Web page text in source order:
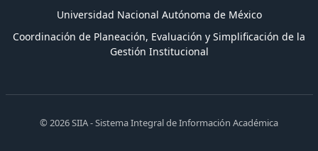
Universidad Nacional Autónoma de México
Coordinación de Planeación, Evaluación y Simplificación de la
Gestión Institucional
© 2026 SIIA - Sistema Integral de Información Académica